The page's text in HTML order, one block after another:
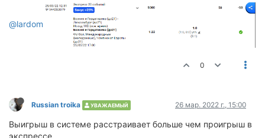
@lardom
0
Russian troika УВАЖАЕМЫЙ 26 мар. 2022 г., 15:00
Выигрыш в системе расстраивает больше чем проигрыш в
экспрессе.